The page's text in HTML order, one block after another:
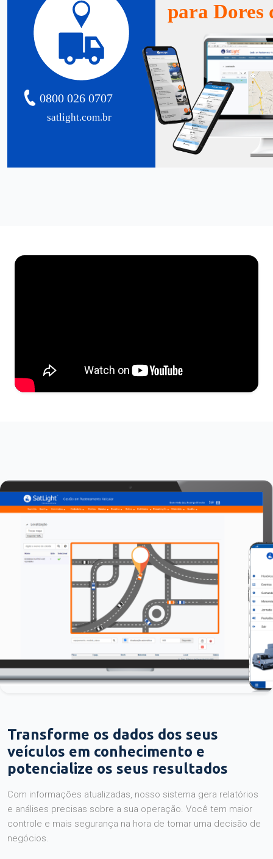
satlight.com.br
0800 026 0707
para Dores
Transforme os dados dos seus
veículos em conhecimento e
potencialize os seus resultados
Com informações atualizadas, nosso sistema gera relatórios
e análises precisas sobre a sua operação. Você tem maior
controle e mais segurança na hora de tomar uma decisão de
negócios.